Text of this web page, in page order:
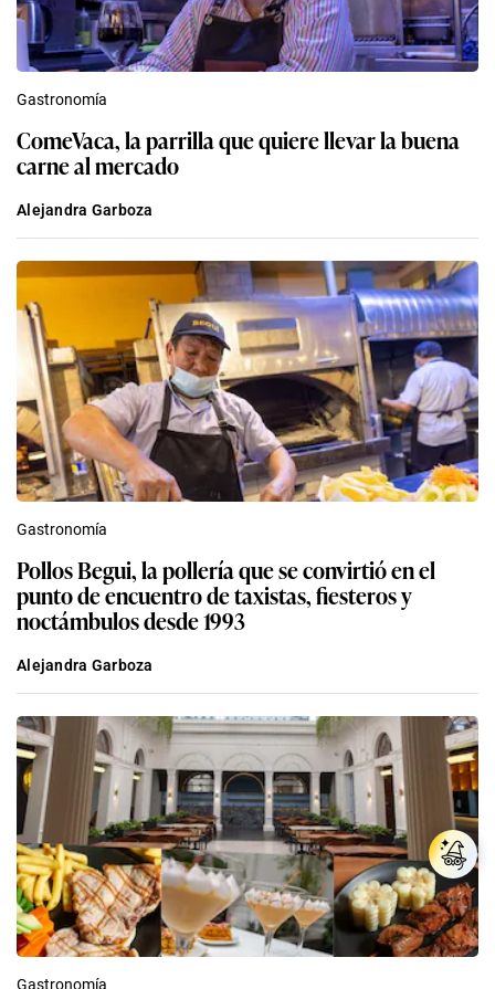
Gastronomía
ComeVaca, la parrilla que quiere llevar la buena
carne al mercado
Alejandra Garboza
Gastronomía
Pollos Begui, la pollería que se convirtió en el
punto de encuentro de taxistas, fiesteros y
noctámbulos desde 1993
Alejandra Garboza
Gastronomía